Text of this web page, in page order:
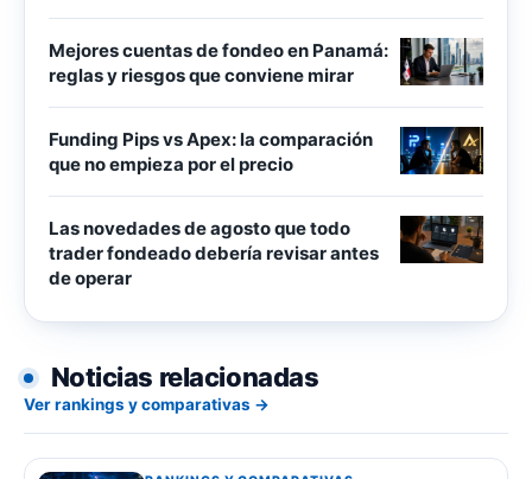
Mejores cuentas de fondeo en Panamá:
reglas y riesgos que conviene mirar
Funding Pips vs Apex: la comparación
que no empieza por el precio
Las novedades de agosto que todo
trader fondeado debería revisar antes
de operar
Noticias relacionadas
Ver rankings y comparativas →